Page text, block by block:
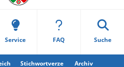
Service FAQ Suche
Stichwortverze
Archiv